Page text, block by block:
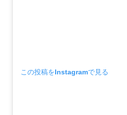
この投稿をInstagramで見る